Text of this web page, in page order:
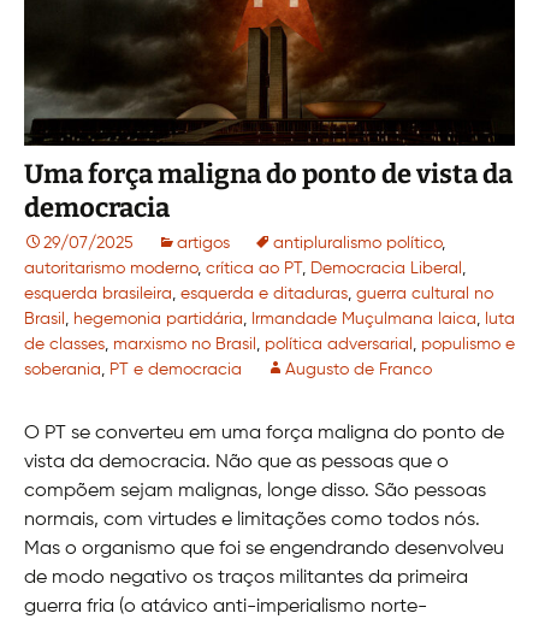
Uma força maligna do ponto de vista da
democracia
29/07/2025 artigos antipluralismo político,
autoritarismo moderno, crítica ao PT , Democracia Liberal ,
esquerda brasileira, esquerda e ditaduras, guerra cultural no
Brasil , hegemonia partidária, Irmandade Muçulmana laica, luta
de classes, marxismo no Brasil , política adversarial , populismo e
soberania, PT e democracia Augusto de Franco
O PT se converteu em uma força maligna do ponto de
vista da democracia. Não que as pessoas que o
compõem sejam malignas, longe disso. São pessoas
normais, com virtudes e limitações como todos nós.
Mas o organismo que foi se engendrando desenvolveu
de modo negativo os traços militantes da primeira
guerra fria (o atávico anti-imperialismo norte-